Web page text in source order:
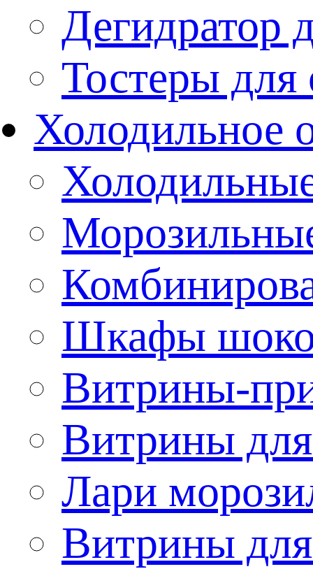
Дегидратор
Тостеры
Холодильное
Шкафы
Витрины-
Витрины
Лари
Витрины